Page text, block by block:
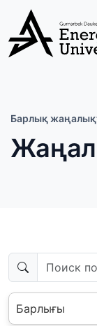
Барлық